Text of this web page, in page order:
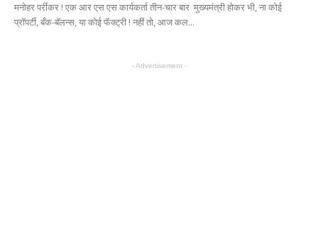
मनोहर पर्रीकर ! एक आर एस एस कार्यकर्ता तीन-चार बार मुख्यमंत्री होकर भी, ना कोई
प्रॉपर्टी, बँक-बॅलन्स, या कोई फॅक्ट्री ! नहीं तो, आज कल...
- Advertisement -